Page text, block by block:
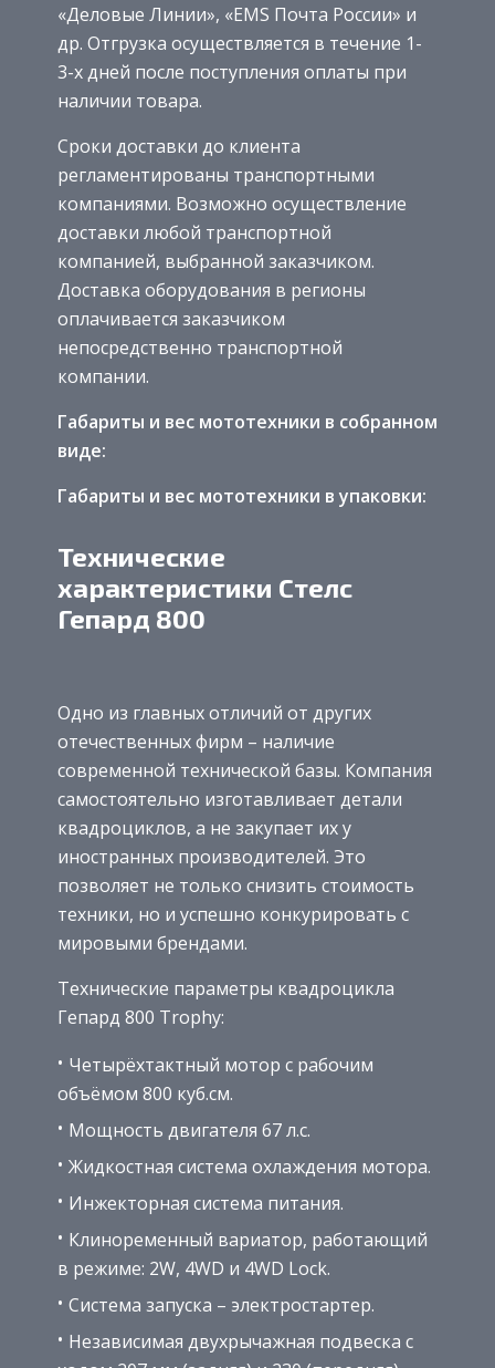
«Деловые Линии», «EMS Почта России» и
др. Отгрузка осуществляется в течение 1-
3-х дней после поступления оплаты при
наличии товара.
Сроки доставки до клиента
регламентированы транспортными
компаниями. Возможно осуществление
доставки любой транспортной
компанией, выбранной заказчиком.
Доставка оборудования в регионы
оплачивается заказчиком
непосредственно транспортной
компании.
Габариты и вес мототехники в собранном
виде:
Габариты и вес мототехники в упаковки:
Технические
характеристики Стелс
Гепард 800
Одно из главных отличий от других
отечественных фирм – наличие
современной технической базы. Компания
самостоятельно изготавливает детали
квадроциклов, а не закупает их у
иностранных производителей. Это
позволяет не только снизить стоимость
техники, но и успешно конкурировать с
мировыми брендами.
Технические параметры квадроцикла
Гепард 800 Trophy:
Четырёхтактный мотор с рабочим
объёмом 800 куб.см.
Мощность двигателя 67 л.с.
Жидкостная система охлаждения мотора.
Инжекторная система питания.
Клиноременный вариатор, работающий
в режиме: 2W, 4WD и 4WD Lock.
Система запуска – электростартер.
Независимая двухрычажная подвеска с